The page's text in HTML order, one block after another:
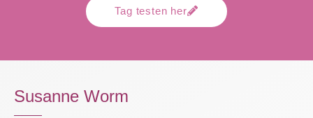
Tag testen her
Susanne Worm